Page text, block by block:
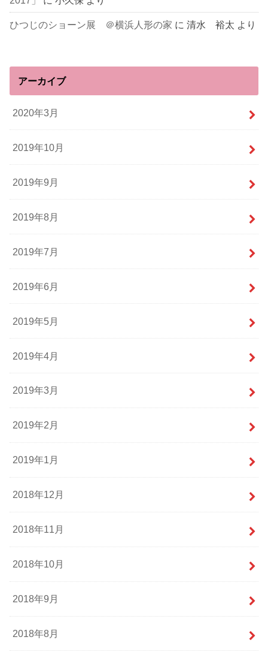
ひつじのショーン展 ＠横浜人形の家 に清水 裕太 より
アーカイブ
2020年3月
2019年10月
2019年9月
2019年8月
2019年7月
2019年6月
2019年5月
2019年4月
2019年3月
2019年2月
2019年1月
2018年12月
2018年11月
2018年10月
2018年9月
2018年8月